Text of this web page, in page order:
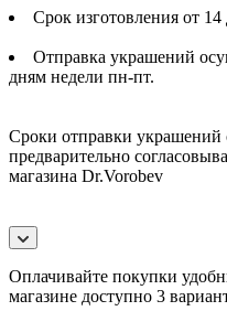
Срок изготовления от 14
Отправка украшений
дням недели пн-пт.
Сроки отправки украшений
предварительно
магазина Dr.Vorobev
Оплачивайте покупки
магазине доступно 3